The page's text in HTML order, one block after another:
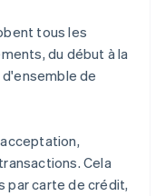
tous les
du début à la
de
acceptation,
Cela
par carte de crédit,